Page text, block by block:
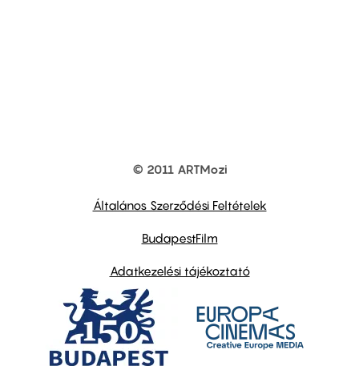
© 2011 ARTMozi
Általános Szerződési Feltételek
BudapestFilm
Adatkezelési tájékoztató